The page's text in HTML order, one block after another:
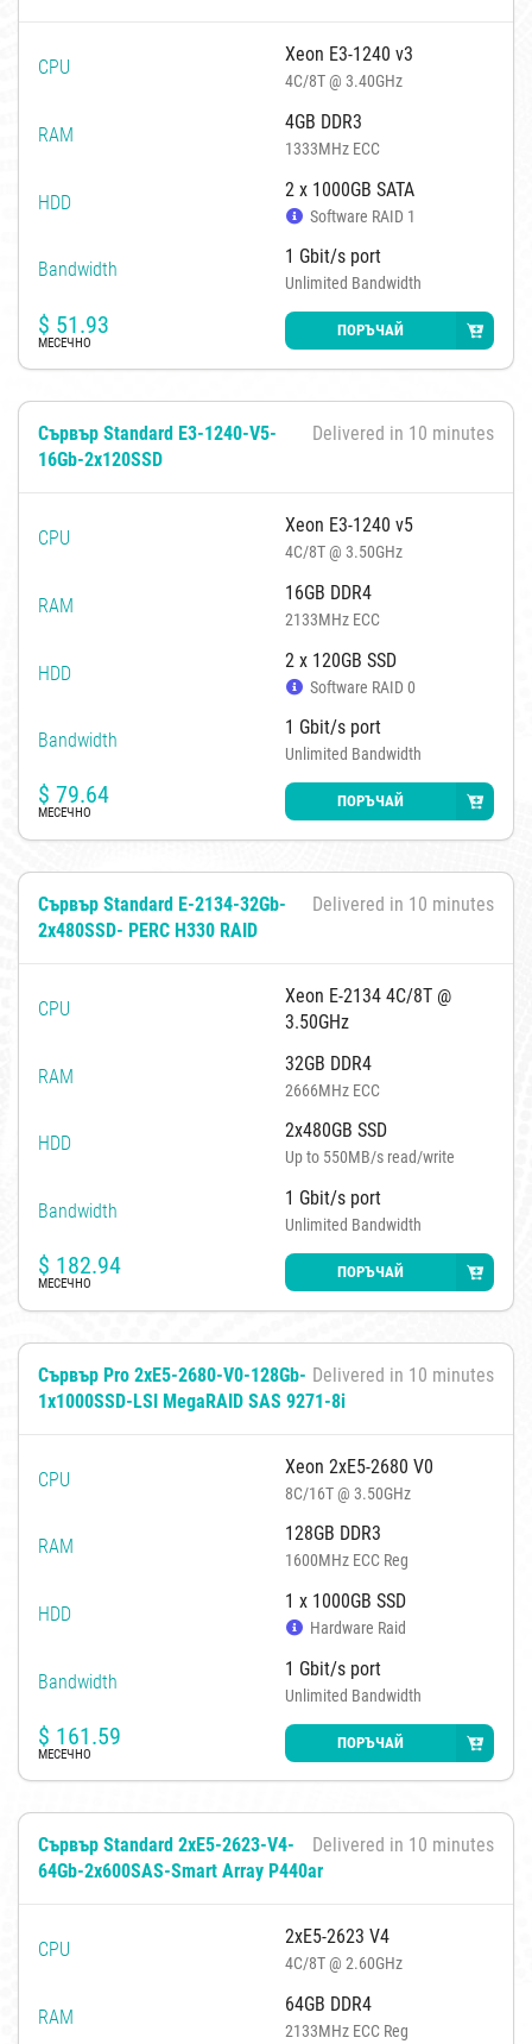
CPU
Xeon E3-1240 v3
4C/8T @ 3.40GHz
RAM
4GB DDR3
1333MHz ECC
HDD
2 x 1000GB SATA
Software RAID 1
Bandwidth
1 Gbit/s port
Unlimited Bandwidth
$ 51.93
МЕСЕЧНО
ПОРЪЧАЙ
Delivered in 10 minutes
Сървър Standard E3-1240-V5-
16Gb-2x120SSD
CPU
Xeon E3-1240 v5
4C/8T @ 3.50GHz
RAM
16GB DDR4
2133MHz ECC
HDD
2 x 120GB SSD
Software RAID 0
Bandwidth
1 Gbit/s port
Unlimited Bandwidth
$ 79.64
МЕСЕЧНО
ПОРЪЧАЙ
Delivered in 10 minutes
Сървър Standard E-2134-32Gb-
2x480SSD- PERC H330 RAID
CPU
Xeon E-2134 4C/8T @
3.50GHz
RAM
32GB DDR4
2666MHz ECC
HDD
2x480GB SSD
Up to 550MB/s read/write
Bandwidth
1 Gbit/s port
Unlimited Bandwidth
$ 182.94
МЕСЕЧНО
ПОРЪЧАЙ
Delivered in 10 minutes
Сървър Pro 2xE5-2680-V0-128Gb-
1x1000SSD-LSI MegaRAID SAS 9271-8i
CPU
Xeon 2xE5-2680 V0
8C/16T @ 3.50GHz
RAM
128GB DDR3
1600MHz ECC Reg
HDD
1 x 1000GB SSD
Hardware Raid
Bandwidth
1 Gbit/s port
Unlimited Bandwidth
$ 161.59
МЕСЕЧНО
ПОРЪЧАЙ
Delivered in 10 minutes
Сървър Standard 2xE5-2623-V4-
64Gb-2x600SAS-Smart Array P440ar
CPU
2xE5-2623 V4
4C/8T @ 2.60GHz
RAM
64GB DDR4
2133MHz ECC Reg